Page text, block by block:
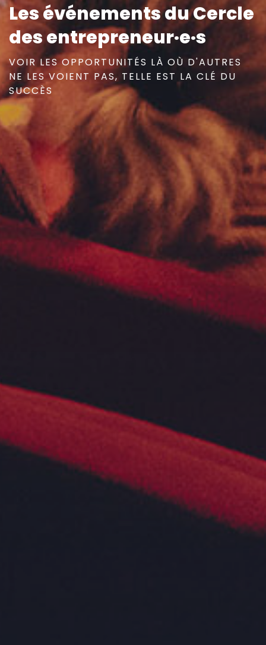
Les événements du Cercle
des entrepreneur·e·s
VOIR LES OPPORTUNITÉS LÀ OÙ D'AUTRES
NE LES VOIENT PAS, TELLE EST LA CLÉ DU
SUCCÈS